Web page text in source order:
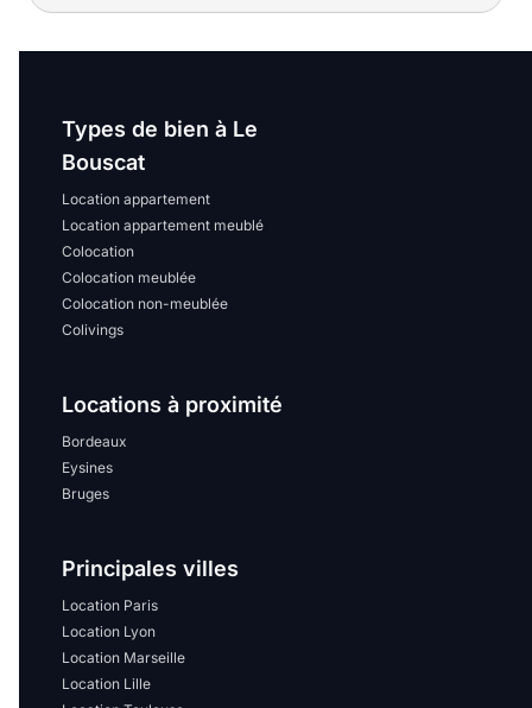
Types de bien à Le
Bouscat
Location appartement
Location appartement meublé
Colocation
Colocation meublée
Colocation non-meublée
Colivings
Locations à proximité
Bordeaux
Eysines
Bruges
Principales villes
Location Paris
Location Lyon
Location Marseille
Location Lille